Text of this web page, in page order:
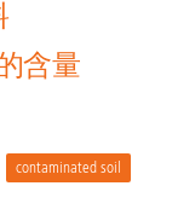
含量
contaminated soil